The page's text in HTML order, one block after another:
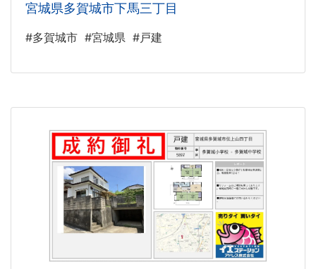
宮城県多賀城市下馬三丁目
#多賀城市 #宮城県 #戸建